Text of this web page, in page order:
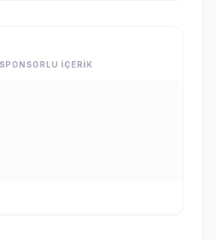
SPONSORLU İÇERİK